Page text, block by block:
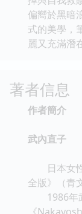
偏嚮於黑暗
式的美學，
麗又充滿潛
著者信息
作者簡介
武內直子
日本女性
全版》（青
1986年武